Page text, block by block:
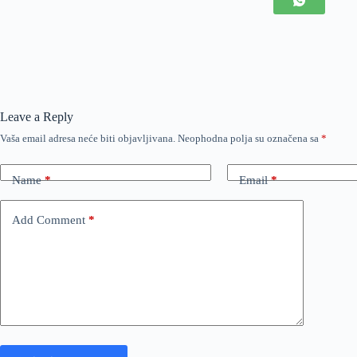
Leave a Reply
Vaša email adresa neće biti objavljivana. Neophodna polja su označena sa *
Name* Email*
Add Comment *